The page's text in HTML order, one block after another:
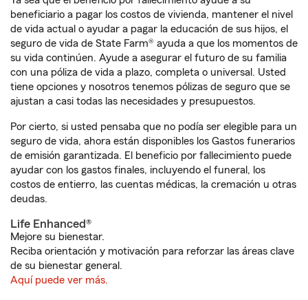
beneficiario a pagar los costos de vivienda, mantener el nivel
de vida actual o ayudar a pagar la educación de sus hijos, el
seguro de vida de State Farm® ayuda a que los momentos de
su vida continúen. Ayude a asegurar el futuro de su familia
con una póliza de vida a plazo, completa o universal. Usted
tiene opciones y nosotros tenemos pólizas de seguro que se
ajustan a casi todas las necesidades y presupuestos.
Por cierto, si usted pensaba que no podía ser elegible para un
seguro de vida, ahora están disponibles los Gastos funerarios
de emisión garantizada. El beneficio por fallecimiento puede
ayudar con los gastos finales, incluyendo el funeral, los
costos de entierro, las cuentas médicas, la cremación u otras
deudas.
Life Enhanced®
Mejore su bienestar.
Reciba orientación y motivación para reforzar las áreas clave
de su bienestar general.
Aquí puede ver más.